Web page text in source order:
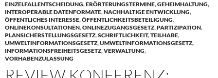
EINZELFALLENTSCHEIDUNG,ERÖRTERUNGSTERMINE,GEHEIMHALTUNG,
INTEROPERABLE DATENFORMATE,NACHHALTIGE ENTWICKLUNG,
ÖFFENTLICHES INTERESSE,ÖFFENTLICHKEITSBETEILIGUNG,
ONLINEKONSULTATIONEN,ONLINEZUGANGSGESETZ,PARTIZIPATION,
PLANSICHERSTELLUNGSGESETZ,SCHRIFTLICHKEIT,TEILHABE,
UMWELTINFORMATIONSGESETZ,UMWELTINFORMATIONSGESETZ,
INFORMATIONSFREIHEITSGESETZ,VERWALTUNG,
VORHABENZULASSUNG